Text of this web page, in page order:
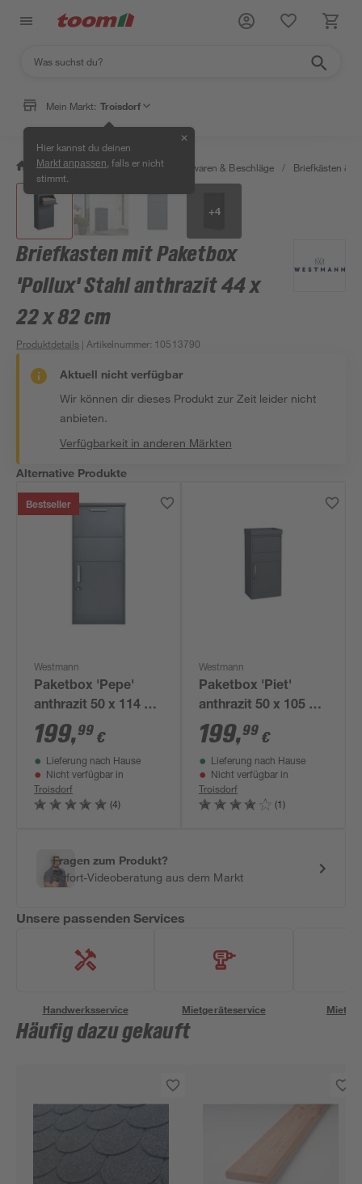
Mein Markt: Troisdorf
Hier kannst du deinen
Markt anpassen , falls er nicht
stimmt.
✕
/ Werkstatt & Maschinen / Eisenwaren & Beschläge / Briefkästen &
+4
Briefkasten mit Paketbox
'Pollux' Stahl anthrazit 44 x
22 x 82 cm
Produktdetails | Artikelnummer: 10513790
Aktuell nicht verfügbar
Wir können dir dieses Produkt zur Zeit leider nicht
anbieten.
Verfügbarkeit in anderen Märkten
Alternative Produkte
Bestseller
Westmann
Paketbox 'Pepe'
anthrazit 50 x 114 x
39 cm
199,99 €
Lieferung nach Hause
Nicht verfügbar in
Troisdorf
(4)
Westmann
Paketbox 'Piet'
anthrazit 50 x 105 x
37 cm
199,99 €
Lieferung nach Hause
Nicht verfügbar in
Troisdorf
(1)
Fragen zum Produkt?
Sofort-Videoberatung aus dem Markt
Unsere passenden Services
Handwerksservice Mietgeräteservice
Häufig dazu gekauft